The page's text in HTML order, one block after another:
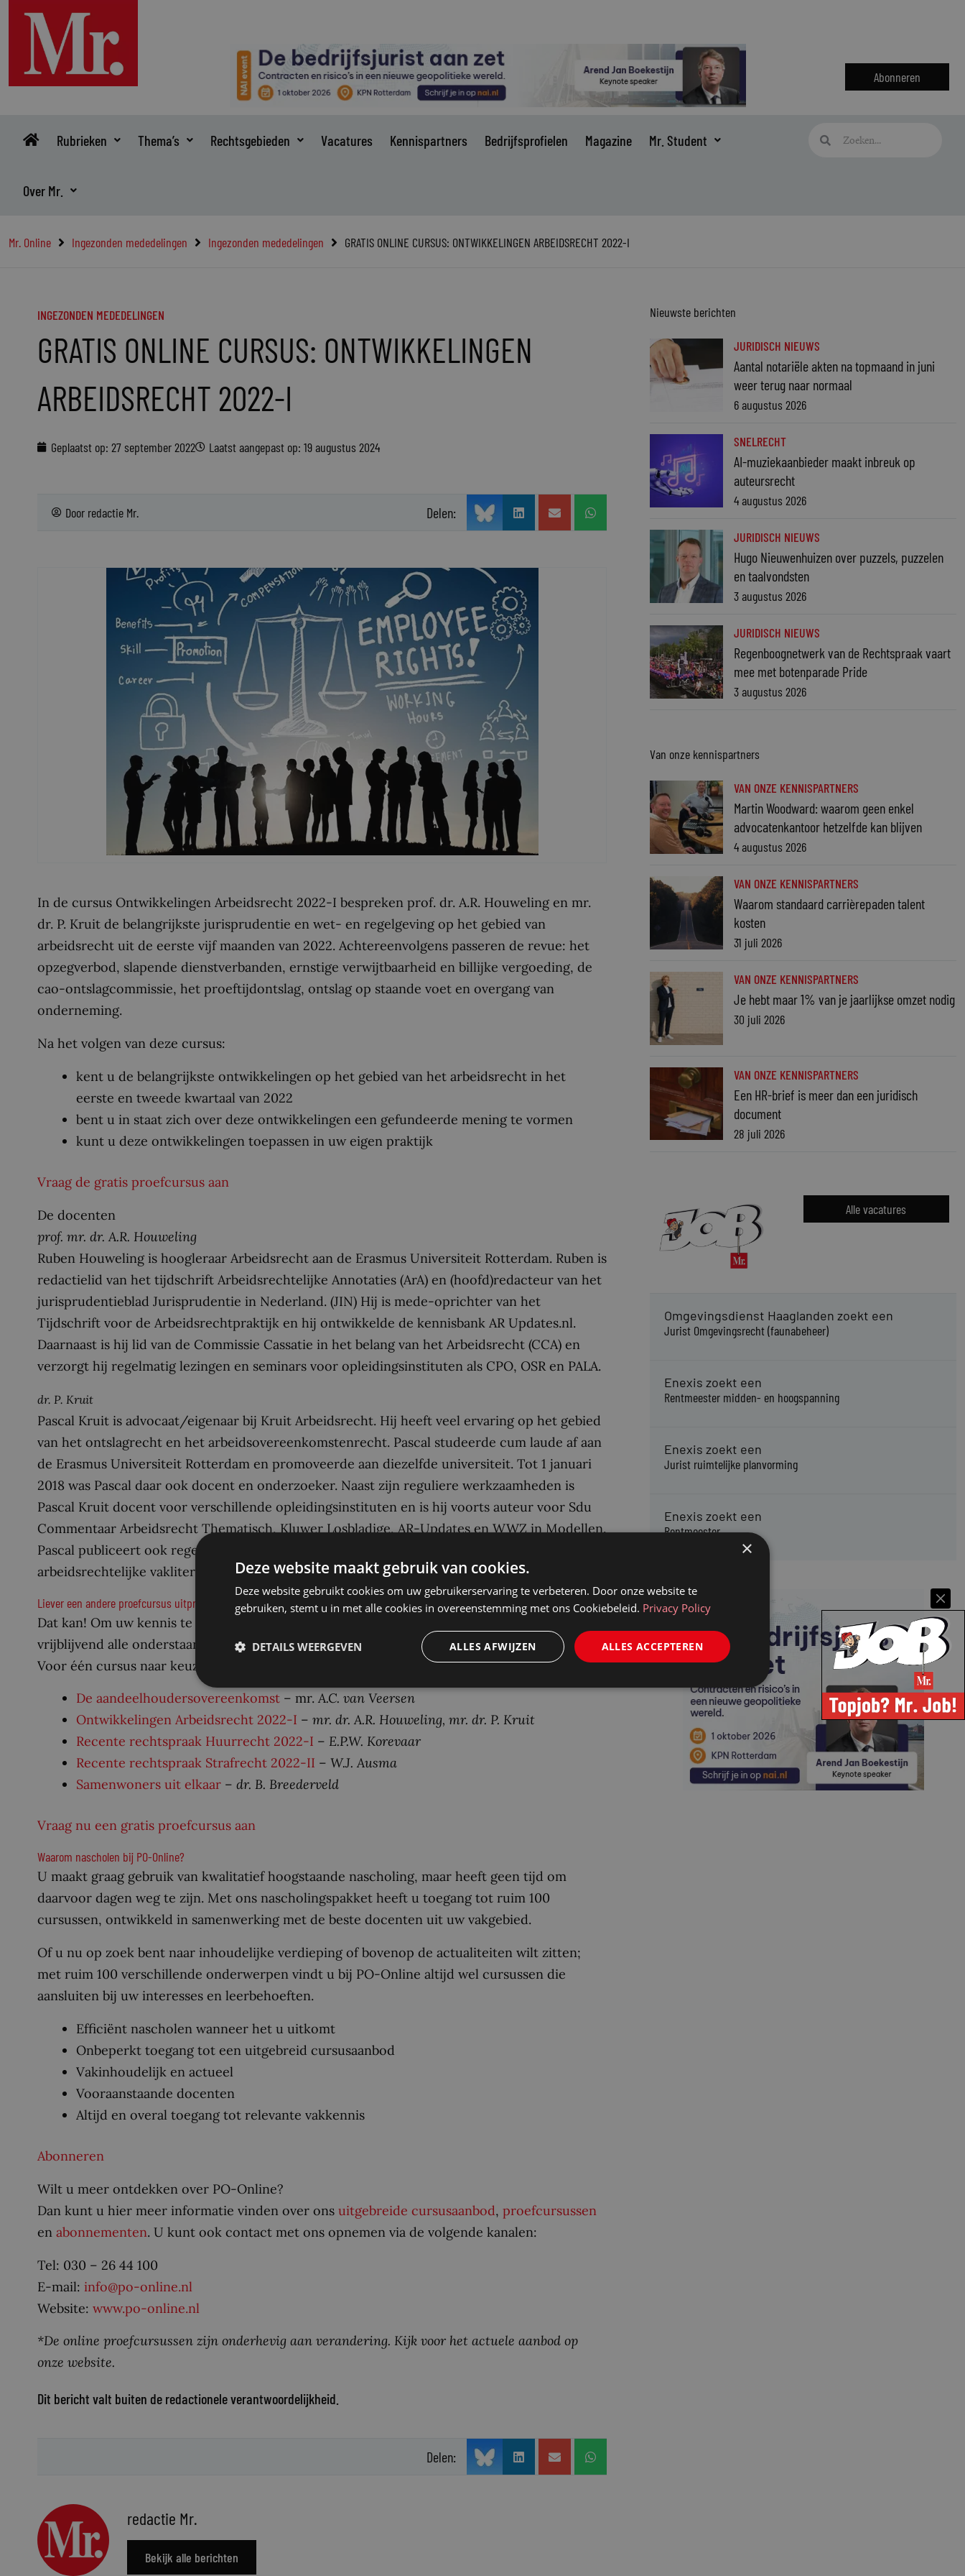
inhoud
Abonneren
Rubrieken Thema’s Rechtsgebieden Vacatures Kennispartners Bedrijfsprofielen Magazine Mr. Student
Over Mr.
Zoeken
Mr. Online Ingezonden mededelingen Ingezonden mededelingen GRATIS ONLINE CURSUS: ONTWIKKELINGEN ARBEIDSRECHT 2022-I
INGEZONDEN MEDEDELINGEN
GRATIS ONLINE CURSUS: ONTWIKKELINGEN
ARBEIDSRECHT 2022-I
Geplaatst op: 27 september 2022 Laatst aangepast op: 19 augustus 2024
Door redactie Mr. Delen:
In de cursus Ontwikkelingen Arbeidsrecht 2022-I bespreken prof. dr. A.R. Houweling en mr.
dr. P. Kruit de belangrijkste jurisprudentie en wet- en regelgeving op het gebied van
arbeidsrecht uit de eerste vijf maanden van 2022. Achtereenvolgens passeren de revue: het
opzegverbod, slapende dienstverbanden, ernstige verwijtbaarheid en billijke vergoeding, de
cao-ontslagcommissie, het proeftijdontslag, ontslag op staande voet en overgang van
onderneming.
Na het volgen van deze cursus:
kent u de belangrijkste ontwikkelingen op het gebied van het arbeidsrecht in het
eerste en tweede kwartaal van 2022
bent u in staat zich over deze ontwikkelingen een gefundeerde mening te vormen
kunt u deze ontwikkelingen toepassen in uw eigen praktijk
Vraag de gratis proefcursus aan
De docenten
prof. mr. dr. A.R. Houweling
Ruben Houweling is hoogleraar Arbeidsrecht aan de Erasmus Universiteit Rotterdam. Ruben is
redactielid van het tijdschrift Arbeidsrechtelijke Annotaties (ArA) en (hoofd)redacteur van het
jurisprudentieblad Jurisprudentie in Nederland. (JIN) Hij is mede-oprichter van het
Tijdschrift voor de Arbeidsrechtpraktijk en hij ontwikkelde de kennisbank AR Updates.nl.
Daarnaast is hij lid van de Commissie Cassatie in het belang van het Arbeidsrecht (CCA) en
verzorgt hij regelmatig lezingen en seminars voor opleidingsinstituten als CPO, OSR en PALA.
dr. P. Kruit
Pascal Kruit is advocaat/eigenaar bij Kruit Arbeidsrecht. Hij heeft veel ervaring op het gebied
van het ontslagrecht en het arbeidsovereenkomstenrecht. Pascal studeerde cum laude af aan
de Erasmus Universiteit Rotterdam en promoveerde aan diezelfde universiteit. Tot 1 januari
2018 was Pascal daar ook docent en onderzoeker. Naast zijn reguliere werkzaamheden is
Pascal Kruit docent voor verschillende opleidingsinstituten en is hij voorts auteur voor Sdu
Commentaar Arbeidsrecht Thematisch, Kluwer Losbladige, AR-Updates en WWZ in Modellen.
Pascal publiceert ook regelmatig (wetenschappelijke) artikelen en annotaties in
arbeidsrechtelijke vakliteratuur.
Liever een andere proefcursus uitproberen?
Dat kan! Om uw kennis te laten maken met ons cursusaanbod kunt u gratis en geheel
vrijblijvend alle onderstaande proefcursussen ter waarde van 1, 2 of 3 PO-punten volgen*.
Voor één cursus naar keuze krijgt u de punten toegekend:
De aandeelhoudersovereenkomst – mr. A.C. van Veersen
Ontwikkelingen Arbeidsrecht 2022-I – mr. dr. A.R. Houweling, mr. dr. P. Kruit
Recente rechtspraak Huurrecht 2022-I – E.P.W. Korevaar
Recente rechtspraak Strafrecht 2022-II – W.J. Ausma
Samenwoners uit elkaar – dr. B. Breederveld
Vraag nu een gratis proefcursus aan
Waarom nascholen bij PO-Online?
U maakt graag gebruik van kwalitatief hoogstaande nascholing, maar heeft geen tijd om
daarvoor dagen weg te zijn. Met ons nascholingspakket heeft u toegang tot ruim 100
cursussen, ontwikkeld in samenwerking met de beste docenten uit uw vakgebied.
Of u nu op zoek bent naar inhoudelijke verdieping of bovenop de actualiteiten wilt zitten;
met ruim 100 verschillende onderwerpen vindt u bij PO-Online altijd wel cursussen die
aansluiten bij uw interesses en leerbehoeften.
Efficiënt nascholen wanneer het u uitkomt
Onbeperkt toegang tot een uitgebreid cursusaanbod
Vakinhoudelijk en actueel
Vooraanstaande docenten
Altijd en overal toegang tot relevante vakkennis
Abonneren
Wilt u meer ontdekken over PO-Online?
Dan kunt u hier meer informatie vinden over ons uitgebreide cursusaanbod, proefcursussen
en abonnementen. U kunt ook contact met ons opnemen via de volgende kanalen:
Tel: 030 – 26 44 100
E-mail: info@po-online.nl
Website: www.po-online.nl
*De online proefcursussen zijn onderhevig aan verandering. Kijk voor het actuele aanbod op
onze website.
Dit bericht valt buiten de redactionele verantwoordelijkheid.
Delen:
redactie Mr.
Bekijk alle berichten
Nieuwste berichten
JURIDISCH NIEUWS
Aantal notariële akten na topmaand in juni
weer terug naar normaal
6 augustus 2026
SNELRECHT
AI-muziekaanbieder maakt inbreuk op
auteursrecht
4 augustus 2026
JURIDISCH NIEUWS
Hugo Nieuwenhuizen over puzzels, puzzelen
en taalvondsten
3 augustus 2026
JURIDISCH NIEUWS
Regenboognetwerk van de Rechtspraak vaart
mee met botenparade Pride
3 augustus 2026
Van onze kennispartners
VAN ONZE KENNISPARTNERS
Martin Woodward: waarom geen enkel
advocatenkantoor hetzelfde kan blijven
4 augustus 2026
VAN ONZE KENNISPARTNERS
Waarom standaard carrièrepaden talent
kosten
31 juli 2026
VAN ONZE KENNISPARTNERS
Je hebt maar 1% van je jaarlijkse omzet nodig
30 juli 2026
VAN ONZE KENNISPARTNERS
Een HR-brief is meer dan een juridisch
document
28 juli 2026
Alle vacatures
Omgevingsdienst Haaglanden zoekt een
Jurist Omgevingsrecht (faunabeheer)
Enexis zoekt een
Rentmeester midden- en hoogspanning
Enexis zoekt een
Jurist ruimtelijke planvorming
Enexis zoekt een
Rentmeester
×
Deze website maakt gebruik van cookies.
Deze website gebruikt cookies om uw gebruikerservaring te verbeteren. Door onze website te
gebruiken, stemt u in met alle cookies in overeenstemming met ons Cookiebeleid. Privacy Policy
ALLES ACCEPTEREN
ALLES AFWIJZEN
DETAILS WEERGEVEN